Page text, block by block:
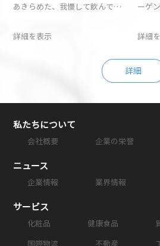
あきらめた、我慢して飲んでい
ジェクトがスタートしました。
調達から研究開発を行ったコラ
ーゲンは、世界中のお客様にご
2018年に金賞、2019年、2020年
には最高金賞を連続で受賞しま
した。「NMNコラーゲン」で
少ない魚の鱗だけを使用したこ
りのビタミン」として海外セレ
「NMN(ニコチンアミドモノヌク
レオチド)」を配合しました。さ
ーチ・マンゴー・抹茶といった
詳細を表示
ーゲ
詳細
詳細
私たちについて
会社概要 企業の栄誉
ニュース
企業情報 業界情報
サービス
化粧品 健康食品
国際物流 不動産